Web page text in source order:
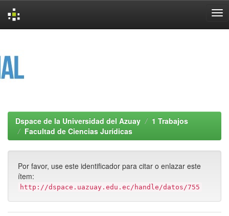
Dspace de la Universidad del Azuay
1 Trabajos
Facultad de Ciencias Jurídicas
Por favor, use este identificador para citar o enlazar este
ítem:
http://dspace.uazuay.edu.ec/handle/datos/755